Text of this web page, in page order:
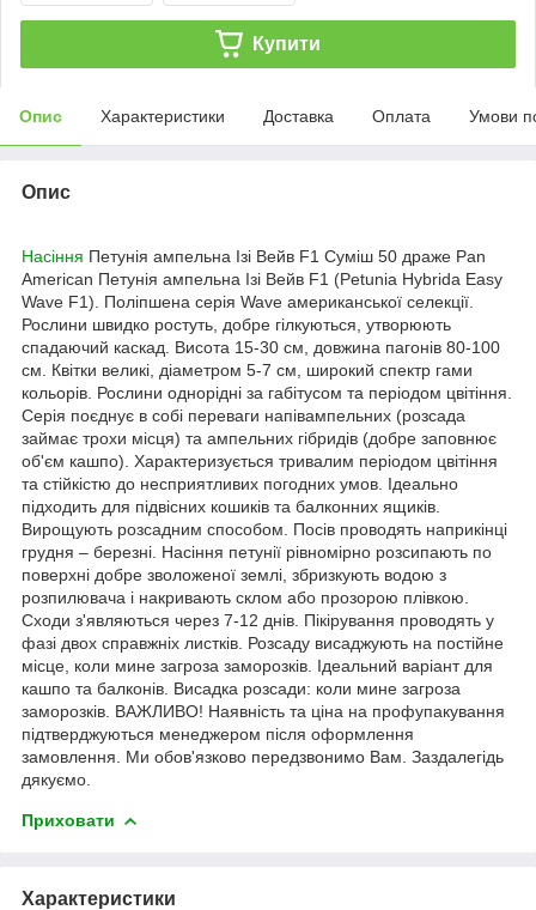
Купити
Опис Характеристики Доставка Оплата Умови
Опис
Насіння Петунія ампельна Ізі Вейв F1 Суміш 50 драже Pan
American Петунія ампельна Ізі Вейв F1 (Petunia Hybrida Easy
Wave F1). Поліпшена серія Wave американської селекції.
Рослини швидко ростуть, добре гілкуються, утворюють
спадаючий каскад. Висота 15-30 см, довжина пагонів 80-100
см. Квітки великі, діаметром 5-7 см, широкий спектр гами
кольорів. Рослини однорідні за габітусом та періодом цвітіння.
Серія поєднує в собі переваги напівампельних (розсада
займає трохи місця) та ампельних гібридів (добре заповнює
об'єм кашпо). Характеризується тривалим періодом цвітіння
та стійкістю до несприятливих погодних умов. Ідеально
підходить для підвісних кошиків та балконних ящиків.
Вирощують розсадним способом. Посів проводять наприкінці
грудня – березні. Насіння петунії рівномірно розсипають по
поверхні добре зволоженої землі, збризкують водою з
розпилювача і накривають склом або прозорою плівкою.
Сходи з'являються через 7-12 днів. Пікірування проводять у
фазі двох справжніх листків. Розсаду висаджують на постійне
місце, коли мине загроза заморозків. Ідеальний варіант для
кашпо та балконів. Висадка розсади: коли мине загроза
заморозків. ВАЖЛИВО! Наявність та ціна на профупакування
підтверджуються менеджером після оформлення
замовлення. Ми обов'язково передзвонимо Вам. Заздалегідь
дякуємо.
Приховати
Характеристики